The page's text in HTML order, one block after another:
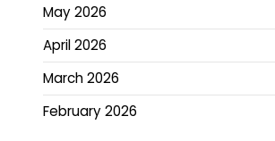
May 2026
April 2026
March 2026
February 2026